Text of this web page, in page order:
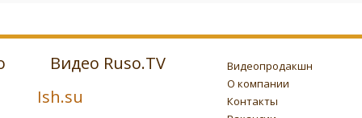
Видео Ruso.TV
Ish.su
Видеопродакшн
О компании
Контакты